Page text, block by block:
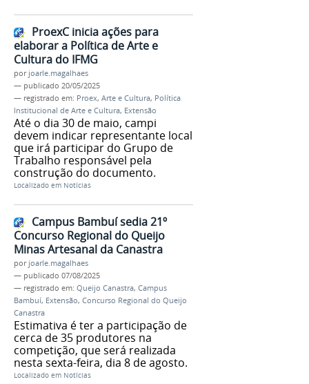
ProexC inicia ações para
elaborar a Política de Arte e
Cultura do IFMG
por joarle.magalhaes
— publicado 20/05/2025
— registrado em: Proex, Arte e Cultura, Política
Institucional de Arte e Cultura, Extensão
Até o dia 30 de maio, campi
devem indicar representante local
que irá participar do Grupo de
Trabalho responsável pela
construção do documento.
Localizado em Notícias
Campus Bambuí sedia 21º
Concurso Regional do Queijo
Minas Artesanal da Canastra
por joarle.magalhaes
— publicado 07/08/2025
— registrado em: Queijo Canastra, Campus
Bambuí, Extensão, Concurso Regional do Queijo
Canastra
Estimativa é ter a participação de
cerca de 35 produtores na
competição, que será realizada
nesta sexta-feira, dia 8 de agosto.
Localizado em Notícias